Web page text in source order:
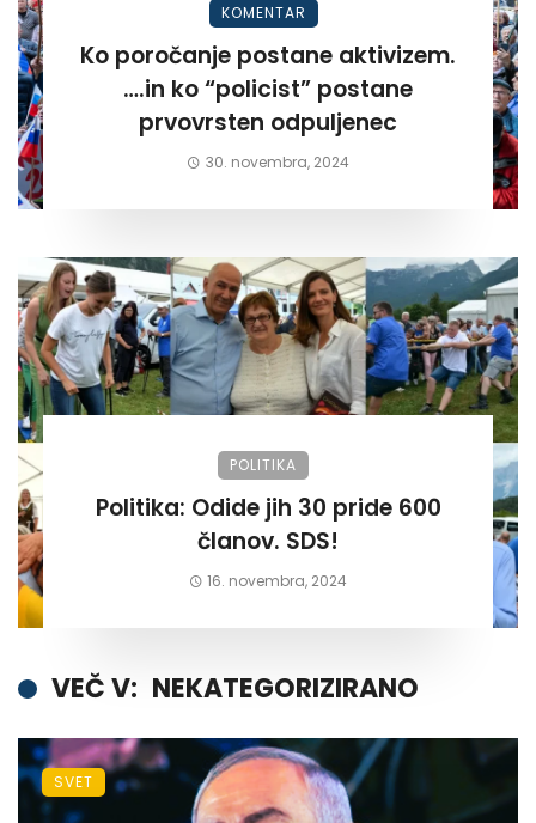
KOMENTAR
Ko poročanje postane aktivizem.
….in ko “policist” postane
prvovrsten odpuljenec
30. novembra, 2024
POLITIKA
Politika: Odide jih 30 pride 600
članov. SDS!
16. novembra, 2024
VEČ V: NEKATEGORIZIRANO
SVET